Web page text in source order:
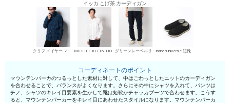
イッカ こげ茶 カーディガン
クリフ メイヤー マウンテンパーカー MICHEL KLEIN HOMME シャツ グリーンレーベルリラクシング チノパン・綿パン nano･universe 短靴・レザーシューズ
コーディネートのポイント
マウンテンパーカのつるっとした素材に対して、中はごわっとしたニットのカーディガン
を合わせることで、バランスがよくなります。さらにその中にシャツを入れて、パンツは
チノ、シャツのキレイ目要素を生かして靴は短靴かチャッカブーツで合わせます。こうす
ると、マウンテンパーカーをキレイ目にあわせたスタイルになります。マウンテンパーカ